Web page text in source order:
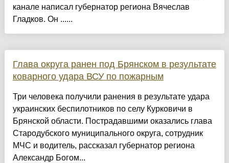
канале написал губернатор региона Вячеслав
Гладков. Он ......
Глава округа ранен под Брянском в результате
коварного удара ВСУ по пожарным
Три человека получили ранения в результате удара
украинских беспилотников по селу Курковичи в
Брянской области. Пострадавшими оказались глава
Стародубского муниципального округа, сотрудник
МЧС и водитель, рассказал губернатор региона
Александр Богом...